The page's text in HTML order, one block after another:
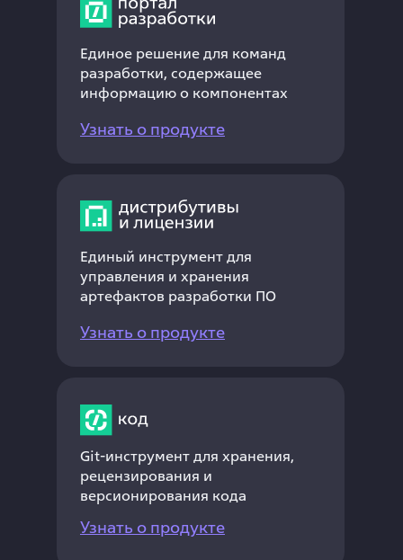
рынка,является партнёром
ключевых производителей и
разработчиков в сфере
Компании холдинга начинают
Единое решение для команд
разработки, содержащее
информацию о компонентах
Узнать о продукте
Единый инструмент для
управления и хранения
артефактов разработки ПО
Узнать о продукте
Git-инструмент для хранения,
рецензирования и
версионирования кода
Узнать о продукте